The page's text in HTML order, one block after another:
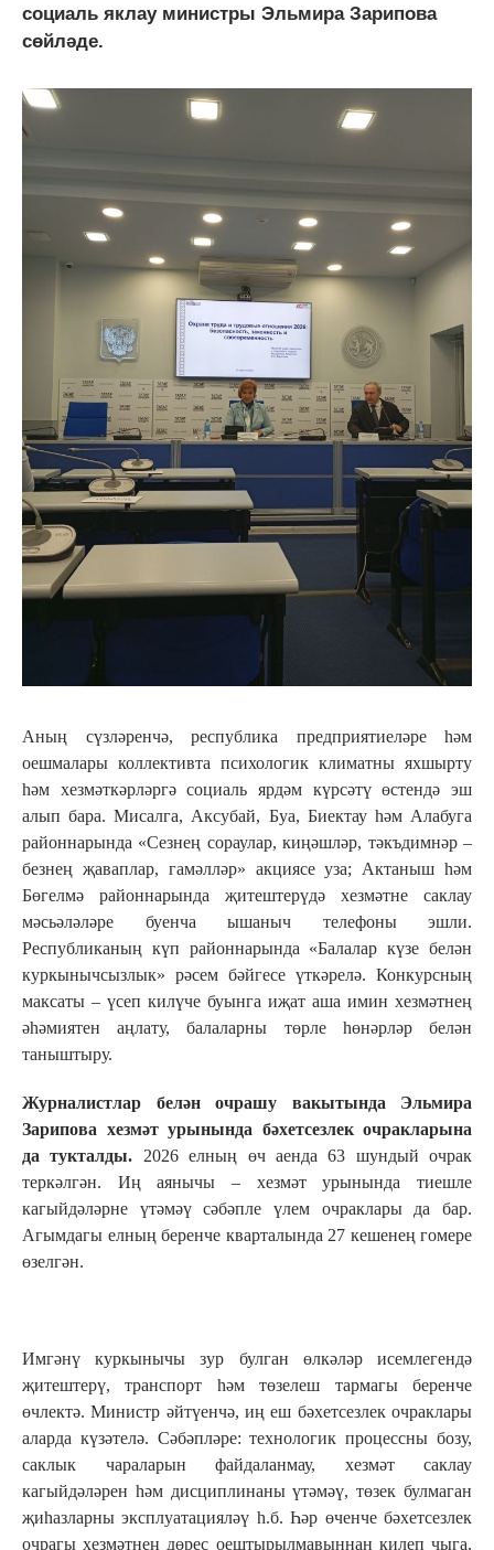
социаль яклау министры Эльмира Зарипова
сөйләде.
Аның сүзләренчә, республика предприятиеләре һәм
оешмалары коллективта психологик климатны яхшырту
һәм хезмәткәрләргә социаль ярдәм күрсәтү өстендә эш
алып бара. Мисалга, Аксубай, Буа, Биектау һәм Алабуга
районнарында «Сезнең сораулар, киңәшләр, тәкъдимнәр –
безнең җаваплар, гамәлләр» акциясе уза; Актаныш һәм
Бөгелмә районнарында җитештерүдә хезмәтне саклау
мәсьәләләре буенча ышаныч телефоны эшли.
Республиканың күп районнарында «Балалар күзе белән
куркынычсызлык» рәсем бәйгесе үткәрелә. Конкурсның
максаты – үсеп килүче буынга иҗат аша имин хезмәтнең
әһәмиятен аңлату, балаларны төрле һөнәрләр белән
таныштыру.
Журналистлар белән очрашу вакытында Эльмира
Зарипова хезмәт урынында бәхетсезлек очракларына
да тукталды. 2026 елның өч аенда 63 шундый очрак
теркәлгән. Иң аянычы – хезмәт урынында тиешле
кагыйдәләрне үтәмәү сәбәпле үлем очраклары да бар.
Агымдагы елның беренче кварталында 27 кешенең гомере
өзелгән.
Имгәнү куркынычы зур булган өлкәләр исемлегендә
җитештерү, транспорт һәм төзелеш тармагы беренче
өчлектә. Министр әйтүенчә, иң еш бәхетсезлек очраклары
аларда күзәтелә. Сәбәпләре: технологик процессны бозу,
саклык чараларын файдаланмау, хезмәт саклау
кагыйдәләрен һәм дисциплинаны үтәмәү, төзек булмаган
җиһазларны эксплуатацияләү һ.б. Һәр өченче бәхетсезлек
очрагы хезмәтнең дөрес оештырылмавыннан килеп чыга,